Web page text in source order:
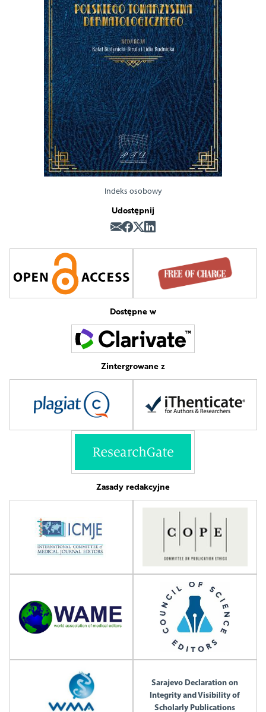
Indeks osobowy
Udostępnij
Dostępne w
Zintergrowane z
Zasady redakcyjne
Sarajevo Declaration on
Integrity and Visibility of
Scholarly Publications